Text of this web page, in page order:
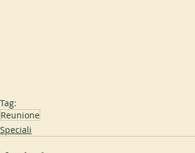
Tag:
Reunione
Speciali